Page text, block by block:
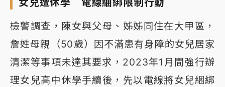
女兒遭休學 電線綑綁限制行動
檢警調查，陳女與父母、姊姊同住在大甲區，
詹姓母親（50歲）因不滿患有身障的女兒居家
清潔等事項未達其要求，2023年1月間強行辦
理女兒高中休學手續後，先以電線將女兒綑綁